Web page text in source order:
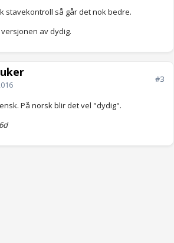
stavekontroll så går det nok bedre.
av dydig.
#3
På norsk blir det vel "dydig".